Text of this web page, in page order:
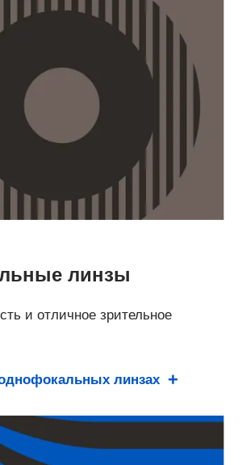
линзы
и отличное зрительное
линзах